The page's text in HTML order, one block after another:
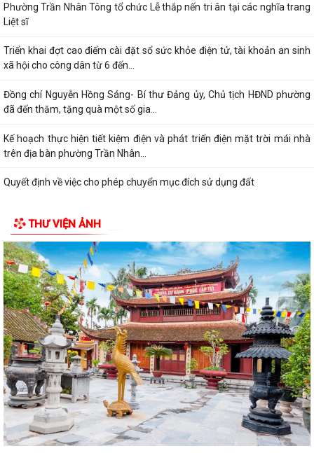
Phường Trần Nhân Tông tổ chức Lễ thắp nến tri ân tại các nghĩa trang
Liệt sĩ
Triển khai đợt cao điểm cài đặt sổ sức khỏe điện tử, tài khoản an sinh
xã hội cho công dân từ 6 đến...
Đồng chí Nguyễn Hồng Sáng- Bí thư Đảng ủy, Chủ tịch HĐND phường
đã đến thăm, tặng quà một số gia...
Kế hoạch thực hiện tiết kiệm điện và phát triển điện mặt trời mái nhà
trên địa bàn phường Trần Nhân...
Quyết định về việc cho phép chuyển mục đích sử dụng đất
định kỳ, khám sàng lọc miễn...
Hội nghị giao ban cụm Thường trực Đảng ủy phụ trách triển khai
nhiệm vụ quý III năm 2026
Hội nghị triển khai Kế hoạch tổ chức Hội trại Thanh thiếu nhi phường
Trần Nhân Tông năm 2026
UBND phường tổ chức hội nghị triển khai công tác sản xuất vụ Mùa
năm 2026 và công tác phòng, chống...
Hoàng Gián long trọng tổ chức Lễ công bố Nghị quyết thành lập Tổ dân
phố
Công khai các Quyết định của Ủy ban nhân dân thành phố về thủ tục
hành chính thuộc phạmvi quản lý...
THƯ VIỆN ẢNH